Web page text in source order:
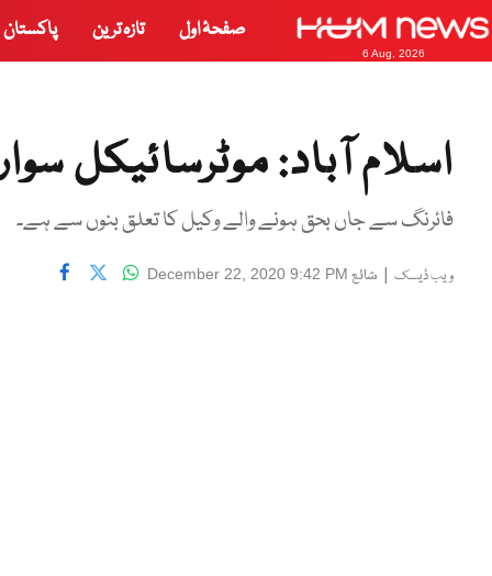
6 Aug, 2026
صفحۂ اول تازہ ترین پاکستان
اسلام آباد: موٹرسائیکل
فائرنگ سے جاں بحق ہونے والے وکیل کا تعلق بنوں سے ہے۔
ویب ڈیسک | شائع December 22, 2020 9:42 PM